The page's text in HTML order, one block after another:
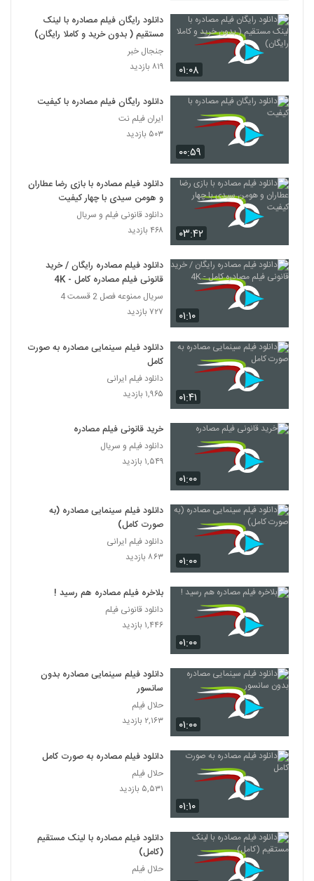
۰۱:۰۸
دانلود رایگان فیلم مصادره با لینک
مستقیم ( بدون خرید و کاملا رایگان)
جنجال خبر
۸۱۹ بازدید
۰۰:۵۹
دانلود رایگان فیلم مصادره با کیفیت
ایران فیلم نت
۵۰۳ بازدید
۰۳:۴۲
دانلود فیلم مصادره با بازی رضا عطاران
و هومن سیدی با چهار کیفیت
دانلود قانونی فیلم و سریال
۴۶۸ بازدید
۰۱:۱۰
دانلود فیلم مصادره رایگان / خرید
قانونی فیلم مصادره کامل - 4K
سریال ممنوعه فصل 2 قسمت 4
۷۲۷ بازدید
۰۱:۴۱
دانلود فیلم سینمایی مصادره به صورت
کامل
دانلود فیلم ایرانی
۱,۹۶۵ بازدید
۰۱:۰۰
خرید قانونی فیلم مصادره
دانلود فیلم و سریال
۱,۵۴۹ بازدید
۰۱:۰۰
دانلود فیلم سینمایی مصادره (به
صورت کامل)
دانلود فیلم ایرانی
۸۶۳ بازدید
۰۱:۰۰
بلاخره فیلم مصادره هم رسید !
دانلود قانونی فیلم
۱,۴۴۶ بازدید
۰۱:۰۰
دانلود فیلم سینمایی مصادره بدون
سانسور
حلال فیلم
۲,۱۶۳ بازدید
۰۱:۱۰
دانلود فیلم مصادره به صورت کامل
حلال فیلم
۵,۵۳۱ بازدید
دانلود فیلم مصادره با لینک مستقیم
(کامل)
حلال فیلم